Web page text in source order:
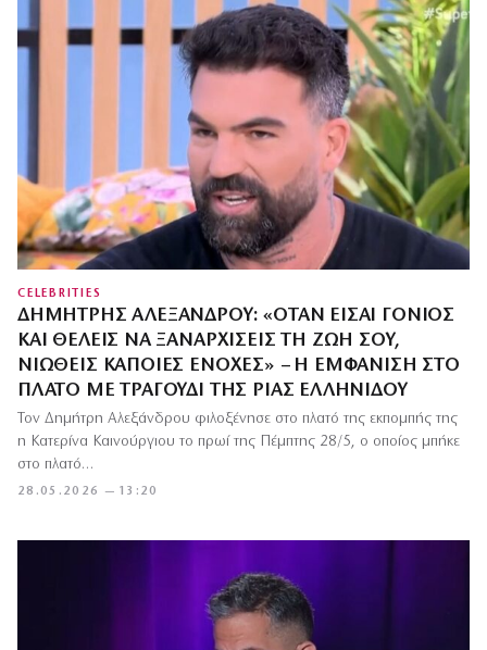
CELEBRITIES
ΔΗΜΉΤΡΗΣ ΑΛΕΞΆΝΔΡΟΥ: «ΌΤΑΝ ΕΊΣΑΙ ΓΟΝΙΌΣ
ΚΑΙ ΘΈΛΕΙΣ ΝΑ ΞΑΝΑΡΧΊΣΕΙΣ ΤΗ ΖΩΉ ΣΟΥ,
ΝΙΏΘΕΙΣ ΚΆΠΟΙΕΣ ΕΝΟΧΈΣ» – Η ΕΜΦΆΝΙΣΗ ΣΤΟ
ΠΛΑΤΌ ΜΕ ΤΡΑΓΟΎΔΙ ΤΗΣ ΡΊΑΣ ΕΛΛΗΝΊΔΟΥ
28.05.2026 — 13:20
Τον Δημήτρη Αλεξάνδρου φιλοξένησε στο πλατό της εκπομπής της
η Κατερίνα Καινούργιου το πρωί της Πέμπτης 28/5, ο οποίος μπήκε
στο πλατό…